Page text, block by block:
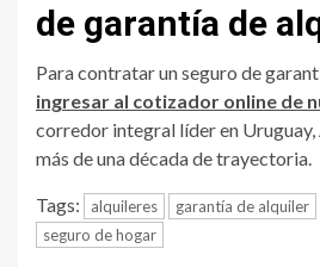
de garantía de
Para contratar un seguro de
ingresar al cotizador online de
corredor integral líder en
más de una década de trayectoria.
Tags: alquileres garantía de alquiler
seguro de hogar